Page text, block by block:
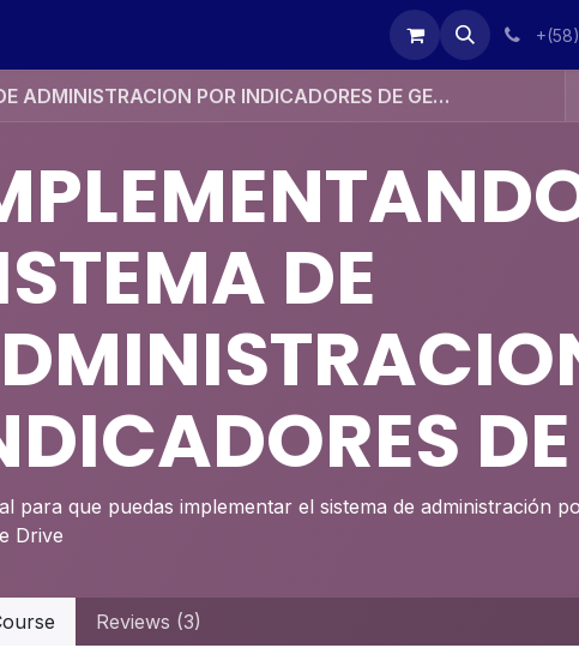
webinarperformia
IMPLEMENTANDO EL SISTEMA DE ADMINISTRACION POR INDICADORES DE GESTION
DE
para que puedas implementar el sistema de administración
Drive
Reviews (3)